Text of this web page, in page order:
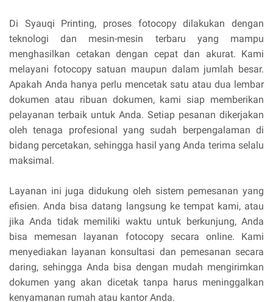
Di Syauqi Printing, proses fotocopy dilakukan dengan
teknologi dan mesin-mesin terbaru yang mampu
menghasilkan cetakan dengan cepat dan akurat. Kami
melayani fotocopy satuan maupun dalam jumlah besar.
Apakah Anda hanya perlu mencetak satu atau dua lembar
dokumen atau ribuan dokumen, kami siap memberikan
pelayanan terbaik untuk Anda. Setiap pesanan dikerjakan
oleh tenaga profesional yang sudah berpengalaman di
bidang percetakan, sehingga hasil yang Anda terima selalu
maksimal.
Layanan ini juga didukung oleh sistem pemesanan yang
efisien. Anda bisa datang langsung ke tempat kami, atau
jika Anda tidak memiliki waktu untuk berkunjung, Anda
bisa memesan layanan fotocopy secara online. Kami
menyediakan layanan konsultasi dan pemesanan secara
daring, sehingga Anda bisa dengan mudah mengirimkan
dokumen yang akan dicetak tanpa harus meninggalkan
kenyamanan rumah atau kantor Anda.